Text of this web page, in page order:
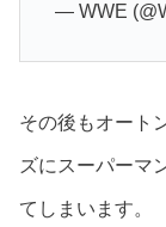
— WWE
その後もオート
ズにスーパーマ
てしまいます。